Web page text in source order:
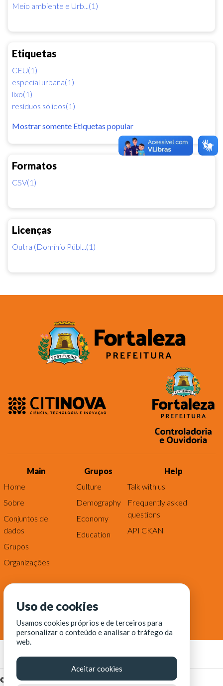
Meio ambiente e Urb...(1)
Etiquetas
CEU(1)
especial urbana(1)
lixo(1)
resíduos sólidos(1)
Mostrar somente Etiquetas popular
Formatos
CSV(1)
Licenças
Outra (Domínio Públ...(1)
Main
Home
Sobre
Conjuntos de
dados
Grupos
Organizações
Grupos
Culture
Demography
Economy
Education
Help
Talk with us
Frequently asked
questions
API CKAN
© Fortaleza Digital || CITINOVA - Fundação de Ciência,
Uso de cookies
Usamos cookies próprios e de terceiros para
personalizar o conteúdo e analisar o tráfego da
web.
Aceitar cookies